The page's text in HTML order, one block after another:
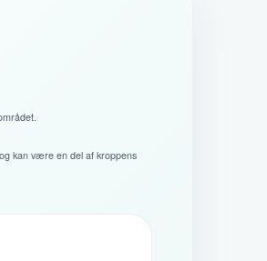
kan være en del af kroppens